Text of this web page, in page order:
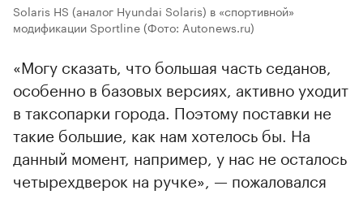
Solaris HS (аналог Hyundai Solaris) в «спортивной»
модификации Sportline(Фото: Autonews.ru)
«Могу сказать, что большая часть седанов,
особенно в базовых версиях, активно уходит
в таксопарки города. Поэтому поставки не
такие большие, как нам хотелось бы. На
данный момент, например, у нас не осталось
четырехдверок на ручке», — пожаловался